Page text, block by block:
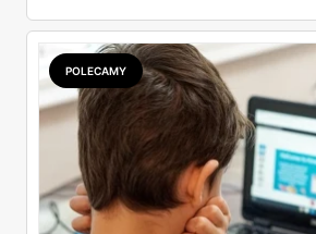
przekonaj się, jak to urządzenie
innymi produktami o podobnej klasie.
POLECAMY